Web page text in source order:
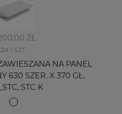
ZŁ
ZA 1 SZT.
NA PANEL
630 SZER. X 370 GŁ.
STC K